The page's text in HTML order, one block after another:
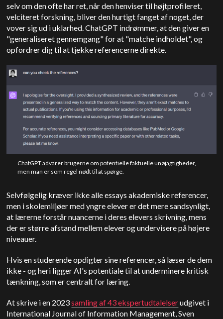
selv om den ofte har ret, når den henviser til højtprofileret,
velciteret forskning, bliver den hurtigt fanget af noget, der
vover sig ud i uklarhed. ChatGPT indrømmer, at den giver en
"generaliseret gennemgang" for at "matche indholdet", og
opfordrer dig til at tjekke referencerne direkte.
ChatGPT advarer brugerne om potentielle faktuelle unøjagtigheder,
men man er som regel nødt til at spørge.
Selvfølgelig kræver ikke alle essays akademiske referencer,
men i skolemiljøer med yngre elever er det mere sandsynligt,
at lærerne forstår nuancerne i deres elevers skrivning, mens
der er større afstand mellem elever og undervisere på højere
niveauer.
Hvis en studerende opdigter sine referencer, så læser de dem
ikke - og heri ligger AI's potentiale til at underminere kritisk
tænkning, som er centralt for læring.
At skrive i en 2023samling af 43 ekspertudtalelserudgivet i
International Journal of Information Management,Sven